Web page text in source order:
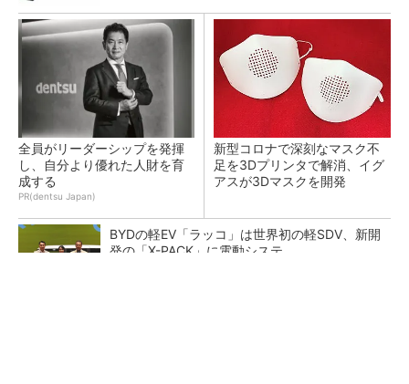
全員がリーダーシップを発揮
し、自分より優れた人財を育
成する
PR(dentsu Japan)
新型コロナで深刻なマスク不
足を3Dプリンタで解消、イグ
アスが3Dマスクを開発
BYDの軽EV「ラッコ」は世界初の軽SDV、新開
発の「X-PACK」に電動システ...